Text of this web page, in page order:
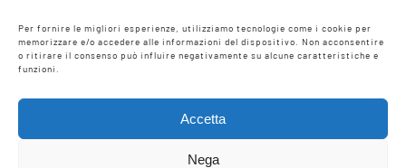
Per fornire le migliori esperienze, utilizziamo tecnologie come i cookie per
memorizzare e/o accedere alle informazioni del dispositivo. Non acconsentire
o ritirare il consenso può influire negativamente su alcune caratteristiche e
funzioni.
Accetta
Nega